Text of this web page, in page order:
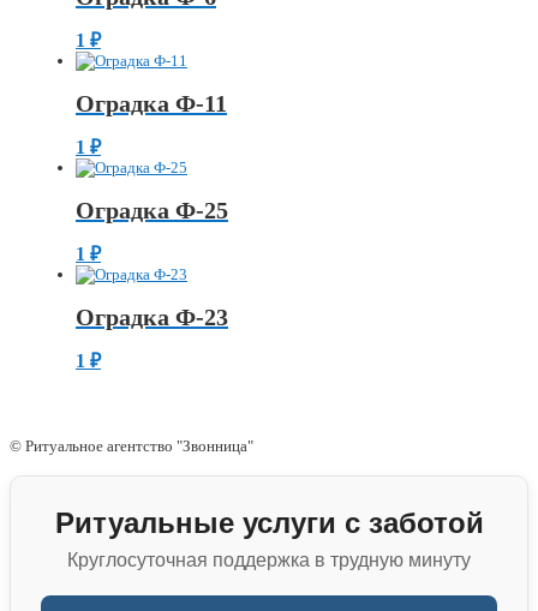
1 ₽
Оградка Ф-11
1 ₽
Оградка Ф-25
1 ₽
Оградка Ф-23
1 ₽
© Ритуальное агентство "Звонница"
Ритуальные услуги с заботой
Круглосуточная поддержка в трудную минуту